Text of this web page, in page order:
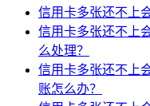
信用卡多张还不上
信用卡多张还不上
么处理？
信用卡多张还不上
账怎么办？